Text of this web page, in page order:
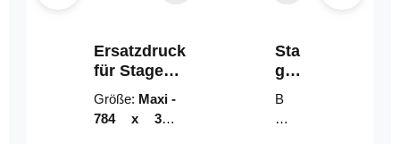
Ersatzdruck
für Stage
Riser
Größe: Maxi -
784 x 314
Sta
geri
ser-
LE
D-
B
un